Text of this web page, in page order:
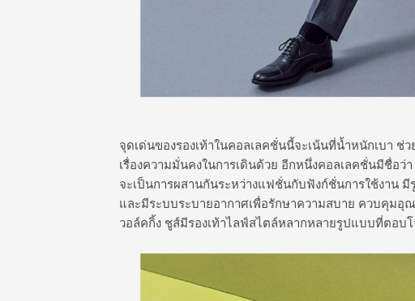
จุดเด่นของรองเท้าในคอลเลคชั่นนี้จะเน้นที่น้ำหนักเบา ช่
เรื่องความมั่นคงในการเดินด้วย อีกหนึ่งคอลเลคชั่นมีชื่อว่
จะเป็นการผสานกันระหว่างแฟชั่นกับฟังก์ชั่นการใช้งาน
และมีระบบระบายอากาศเพื่อรักษาความสบาย ควบคุมอุ
วอล์คกิ้ง ชูส์มีรองเท้าไลฟ์สไตล์หลากหลายรูปแบบที่ตอบ